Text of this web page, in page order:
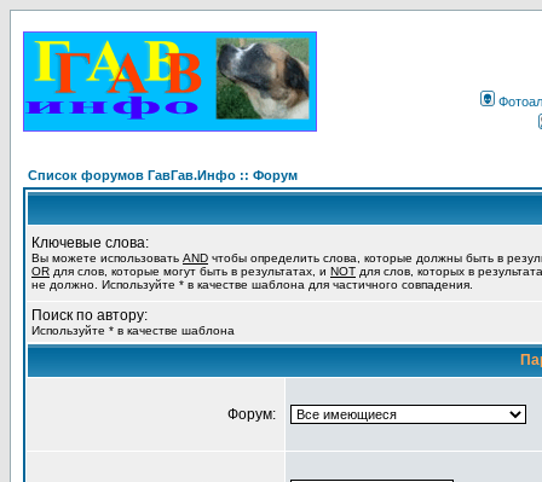
Список форумов ГавГав.Инфо :: Форум
Ключевые слова:
Вы можете использовать AND чтобы определить слова, которые должны быть в
OR для слов, которые могут быть в результатах, и NOT для слов, которых в
не должно. Используйте * в качестве шаблона для частичного совпадения.
Поиск по автору:
Используйте * в качестве шаблона
Форум: